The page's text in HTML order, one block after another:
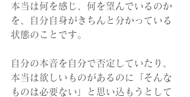
本当は何を感じ、何を望んでいるのか
を、自分自身がきちんと分かっている
状態のことです。
自分の本音を自分で否定していたり、
本当は欲しいものがあるのに「そんな
ものは必要ない」と思い込もうとして